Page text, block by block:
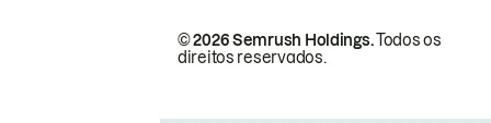
© 2026 Semrush Holdings.Todos os
direitos reservados.